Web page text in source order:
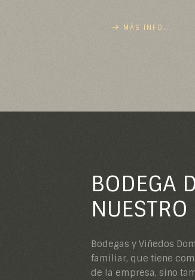
MÁS INFO...
BODEGA
Bodegas y Viñedos
familiar, que tiene
de la empresa, sino
que ha tenido la
permite exhibir con
su actividad, ha